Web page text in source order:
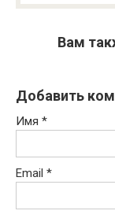
Вам
Добавить
Имя *
Email *